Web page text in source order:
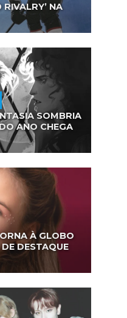
RIVALRY’ NA
SOMBRIA
ANO CHEGA
À GLOBO
DESTAQUE